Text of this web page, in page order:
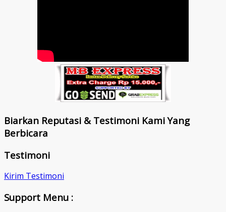
Biarkan Reputasi & Testimoni Kami Yang
Berbicara
Testimoni
Kirim Testimoni
Support Menu :